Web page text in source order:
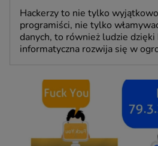
Hackerzy to nie tylko
programiści, nie tylko
danych, to również ludzie
informatyczna rozwija się w